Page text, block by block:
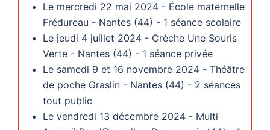
Le mercredi 22 mai 2024 - École maternelle
Frédureau - Nantes (44) - 1 séance scolaire
Le jeudi 4 juillet 2024 - Crèche Une Souris
Verte - Nantes (44) - 1 séance privée
Le samedi 9 et 16 novembre 2024 - Théâtre
de poche Graslin - Nantes (44) - 2 séances
tout public
Le vendredi 13 décembre 2024 - Multi